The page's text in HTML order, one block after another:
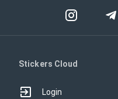
Stickers Cloud
Login